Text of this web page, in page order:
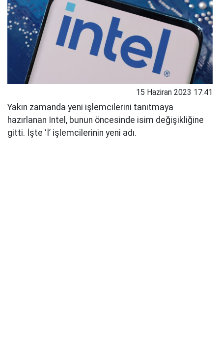
15 Haziran 2023 17:41
Yakın zamanda yeni işlemcilerini tanıtmaya
hazırlanan Intel, bunun öncesinde isim değişikliğine
gitti. İşte ‘İ’ işlemcilerinin yeni adı.